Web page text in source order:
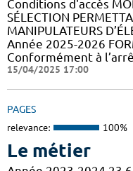
Conditions d'accès
SÉLECTION
MANIPULATEURS
Année 2025-2026
Conformément à
15/04/2025 17:00
PAGES
relevance: 100%
Le métier